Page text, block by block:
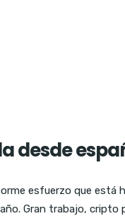
desde
esfuerzo que está
Gran trabajo,